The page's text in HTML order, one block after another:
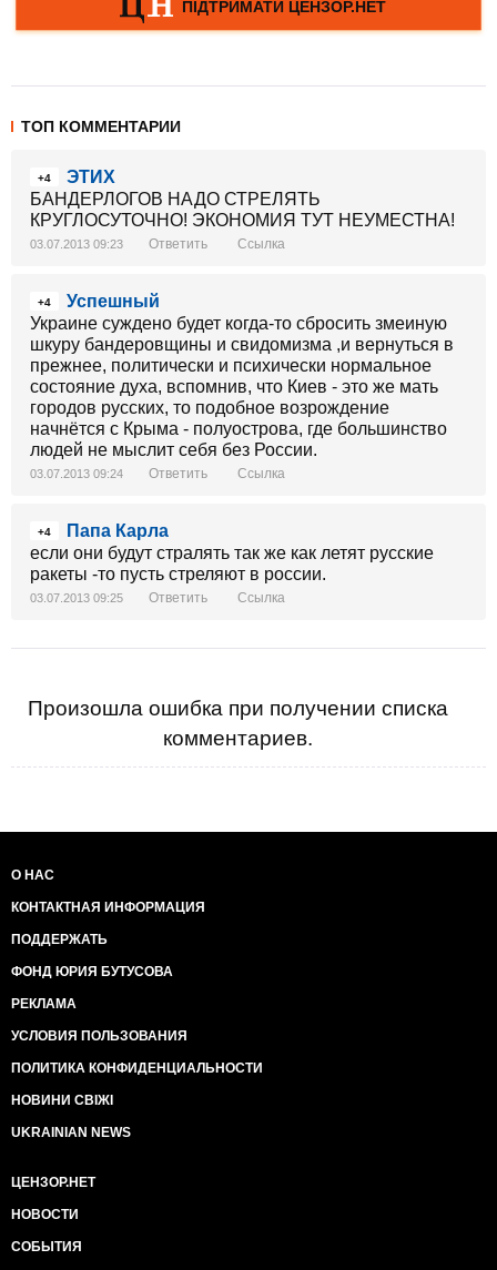
ТОП КОММЕНТАРИИ
+4
ЭТИХ
БАНДЕРЛОГОВ НАДО СТРЕЛЯТЬ
КРУГЛОСУТОЧНО! ЭКОНОМИЯ ТУТ НЕУМЕСТНА!
03.07.2013 09:23 Ответить Ссылка
+4
Успешный
Украине суждено будет когда-то сбросить змеиную
шкуру бандеровщины и свидомизма ,и вернуться в
прежнее, политически и психически нормальное
состояние духа, вспомнив, что Киев - это же мать
городов русских, то подобное возрождение
начнётся с Крыма - полуострова, где большинство
людей не мыслит себя без России.
03.07.2013 09:24 Ответить Ссылка
+4
Папа Карла
если они будут стралять так же как летят русские
ракеты -то пусть стреляют в россии.
03.07.2013 09:25 Ответить Ссылка
Произошла ошибка при получении списка
комментариев.
О НАС
КОНТАКТНАЯ ИНФОРМАЦИЯ
ПОДДЕРЖАТЬ
ФОНД ЮРИЯ БУТУСОВА
РЕКЛАМА
УСЛОВИЯ ПОЛЬЗОВАНИЯ
ПОЛИТИКА КОНФИДЕНЦИАЛЬНОСТИ
НОВИНИ СВІЖІ
UKRAINIAN NEWS
ЦЕНЗОР.НЕТ
НОВОСТИ
СОБЫТИЯ